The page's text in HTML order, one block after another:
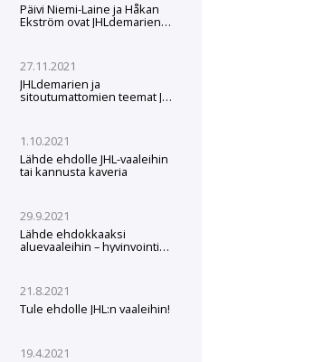
Päivi Niemi-Laine ja Håkan
Ekström ovat JHLdemarien
viisivuotiskaudelle
27.11.2021
JHLdemarien ja
sitoutumattomien teemat JHL-
1.10.2021
Lähde ehdolle JHL-vaaleihin
tai kannusta kaveria
29.9.2021
Lähde ehdokkaaksi
aluevaaleihin – hyvinvointi
21.8.2021
Tule ehdolle JHL:n vaaleihin!
19.4.2021